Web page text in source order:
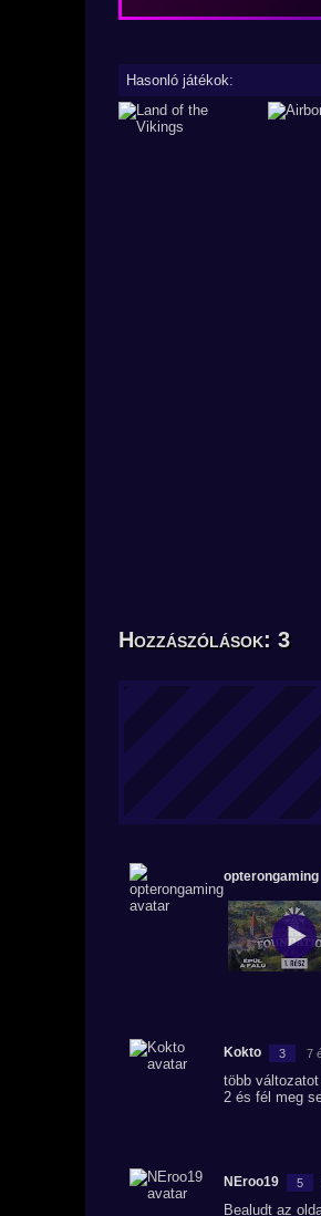
Hasonló játékok:
Hozzászólások: 3
opterongaming
Kokto 3 7
több
2 és fél meg
NEroo19 5
Bealudt az